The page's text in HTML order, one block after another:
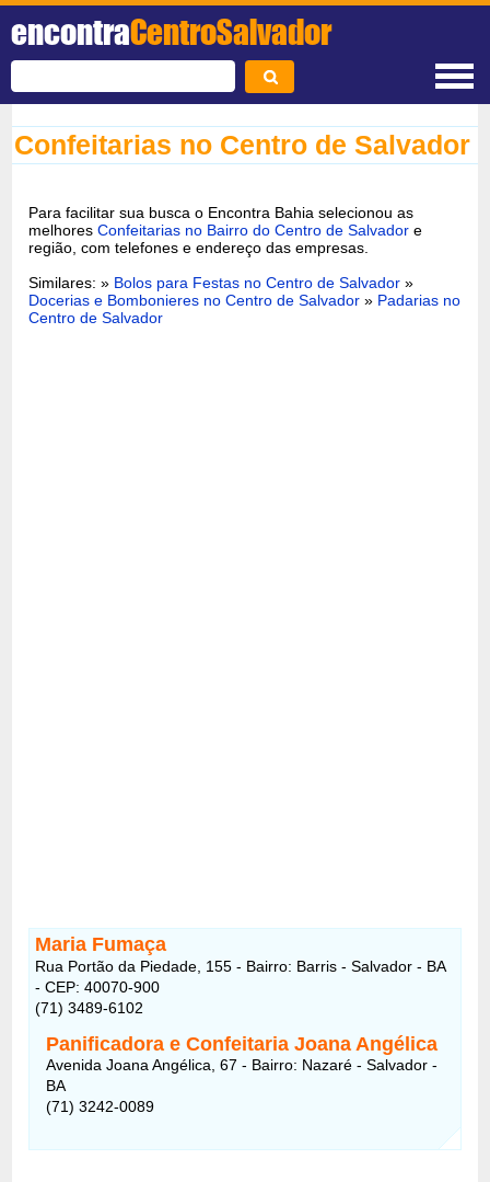
encontraCentroSalvador
Confeitarias no Centro de Salvador
Para facilitar sua busca o Encontra Bahia selecionou as
melhoresConfeitarias no Bairro do Centro de Salvador e
região, com telefones e endereço das empresas.
Similares: » Bolos para Festas no Centro de Salvador »
Docerias e Bombonieres no Centro de Salvador » Padarias no
Centro de Salvador
Maria Fumaça
Rua Portão da Piedade, 155 - Bairro: Barris - Salvador - BA
- CEP: 40070-900
(71) 3489-6102
Panificadora e Confeitaria Joana Angélica
Avenida Joana Angélica, 67 - Bairro: Nazaré - Salvador -
BA
(71) 3242-0089